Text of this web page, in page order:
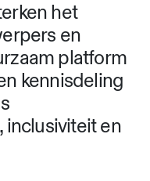
het
en
platform
kennisdeling
en